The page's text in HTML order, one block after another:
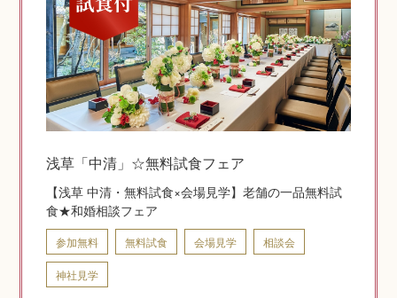
TOKIWAKEプラン
相談カウンター
神社結婚式のいろいろ
神前式とは
浅草「中清」☆無料試食フェア
【浅草 中清・無料試食×会場見学】老舗の一品無料試
食★和婚相談フェア
参加無料 無料試食 会場見学 相談会
神社見学